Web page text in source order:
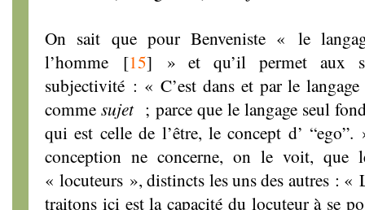
On sait que pour Benveniste « le
l’homme [15] » et qu’il permet aux
subjectivité : « C’est dans et par le
commesujet ; parce que le langage seul
qui est celle de l’être, le concept d’
conception ne concerne, on le voit, que
« locuteurs », distincts les uns des autres : «
traitons ici est la capacité du locuteur à se